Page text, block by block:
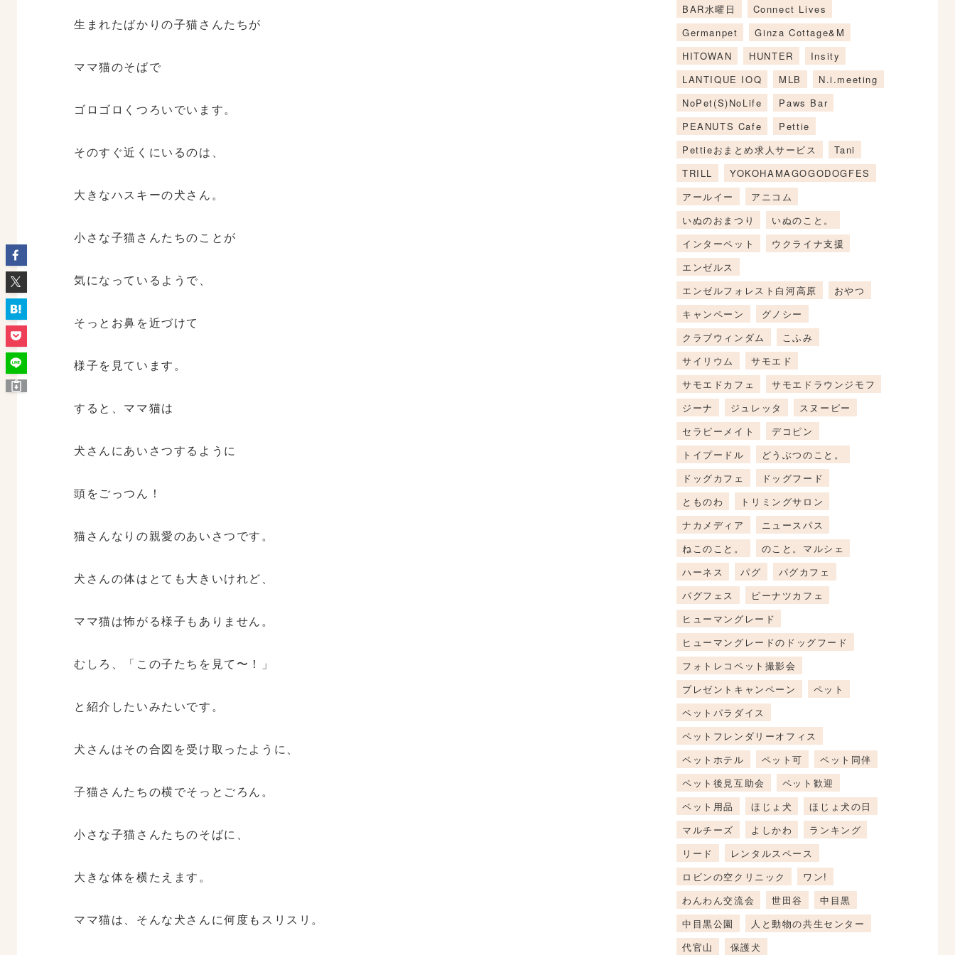
生まれたばかりの子猫さんたちが
ママ猫のそばで
ゴロゴロくつろいでいます。
そのすぐ近くにいるのは、
大きなハスキーの犬さん。
小さな子猫さんたちのことが
気になっているようで、
そっとお鼻を近づけて
様子を見ています。
すると、ママ猫は
犬さんにあいさつするように
頭をごっつん！
猫さんなりの親愛のあいさつです。
犬さんの体はとても大きいけれど、
ママ猫は怖がる様子もありません。
むしろ、「この子たちを見て〜！」
と紹介したいみたいです。
犬さんはその合図を受け取ったように、
子猫さんたちの横でそっとごろん。
小さな子猫さんたちのそばに、
大きな体を横たえます。
ママ猫は、そんな犬さんに何度もスリスリ。
BAR水曜日
Connect Lives
Germanpet
Ginza Cottage&M
HITOWAN
HUNTER
Insity
LANTIQUE IOQ
MLB
N.i.meeting
NoPet(S)NoLife
Paws Bar
PEANUTS Cafe
Pettie
Pettieおまとめ求人サービス
Tani
TRILL
YOKOHAMAGOGODOGFES
アールイー
アニコム
いぬのおまつり
いぬのこと。
インターペット
ウクライナ支援
エンゼルス
エンゼルフォレスト白河高原
おやつ
キャンペーン
グノシー
クラブウィンダム
こふみ
サイリウム
サモエド
サモエドカフェ
サモエドラウンジモフ
ジーナ
ジュレッタ
スヌーピー
セラピーメイト
デコピン
トイプードル
どうぶつのこと。
ドッグカフェ
ドッグフード
とものわ
トリミングサロン
ナカメディア
ニュースパス
ねこのこと。
のこと。マルシェ
ハーネス
パグ
パグカフェ
パグフェス
ピーナツカフェ
ヒューマングレード
ヒューマングレードのドッグフード
フォトレコペット撮影会
プレゼントキャンペーン
ペット
ペットパラダイス
ペットフレンダリーオフィス
ペットホテル
ペット可
ペット同伴
ペット後見互助会
ペット歓迎
ペット用品
ほじょ犬
ほじょ犬の日
マルチーズ
よしかわ
ランキング
リード
レンタルスペース
ロビンの空クリニック
ワン!
わんわん交流会
世田谷
中目黒
中目黒公園
人と動物の共生センター
代官山
保護犬